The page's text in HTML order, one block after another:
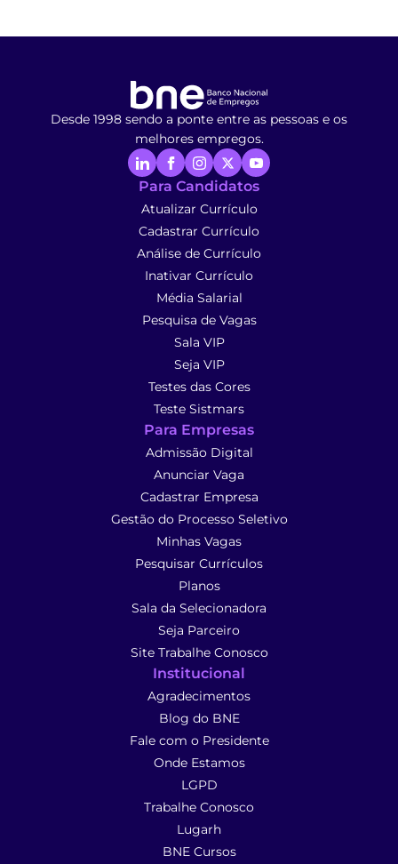
Desde 1998 sendo a ponte entre as pessoas e os
melhores empregos.
Para Candidatos
Atualizar Currículo
Cadastrar Currículo
Análise de Currículo
Inativar Currículo
Média Salarial
Pesquisa de Vagas
Sala VIP
Seja VIP
Testes das Cores
Teste Sistmars
Para Empresas
Admissão Digital
Anunciar Vaga
Cadastrar Empresa
Gestão do Processo Seletivo
Minhas Vagas
Pesquisar Currículos
Planos
Sala da Selecionadora
Seja Parceiro
Site Trabalhe Conosco
Institucional
Agradecimentos
Blog do BNE
Fale com o Presidente
Onde Estamos
LGPD
Trabalhe Conosco
Lugarh
BNE Cursos